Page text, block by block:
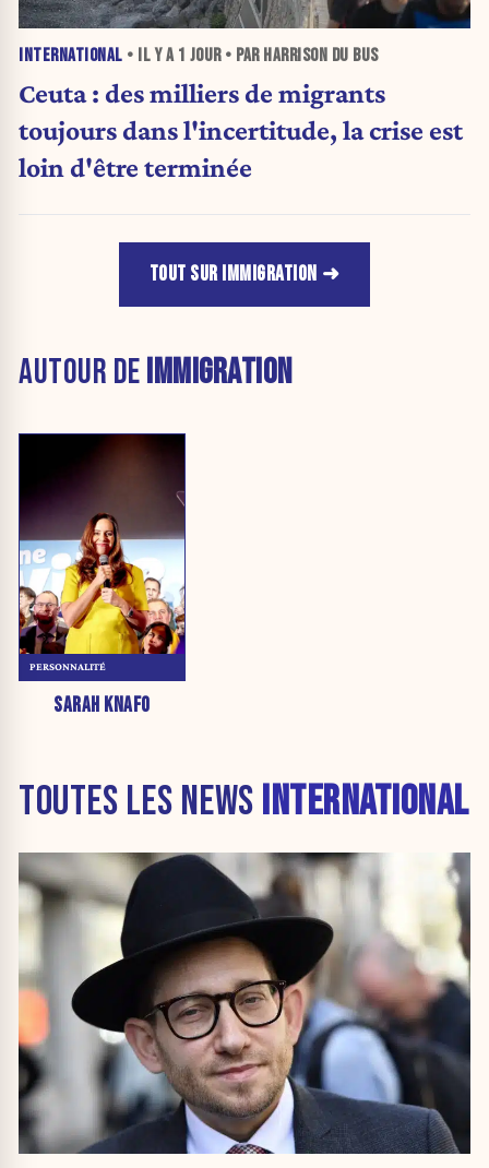
INTERNATIONAL • IL Y A 1 JOUR• PAR HARRISON DU BUS
Ceuta : des milliers de migrants
toujours dans l'incertitude, la crise est
loin d'être terminée
TOUT SUR IMMIGRATION
AUTOUR DEIMMIGRATION
SARAH KNAFO
PERSONNALITÉ
TOUTES LES NEWS INTERNATIONAL